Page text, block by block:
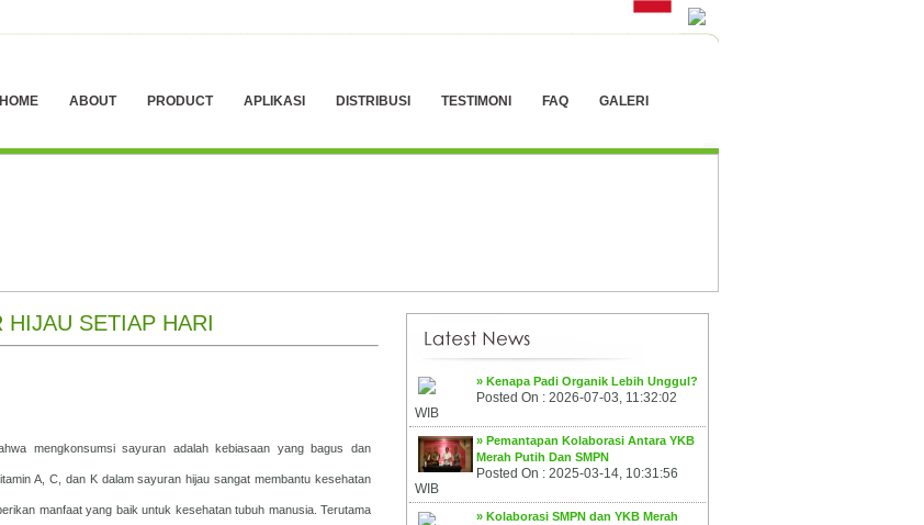
HOME ABOUT PRODUCT APLIKASI DISTRIBUSI TESTIMONI FAQ GALERI
HIJAU SETIAP HARI
mengkonsumsi sayuran adalah kebiasaan yang bagus dan
A, C, dan K dalam sayuran hijau sangat membantu kesehatan
manfaat yang baik untuk kesehatan tubuh manusia. Terutama
» Kenapa Padi Organik Lebih Unggul?
Posted On : 2026-07-03, 11:32:02
WIB
» Pemantapan Kolaborasi Antara YKB
Merah Putih Dan SMPN
Posted On : 2025-03-14, 10:31:56
WIB
» Kolaborasi SMPN dan YKB Merah